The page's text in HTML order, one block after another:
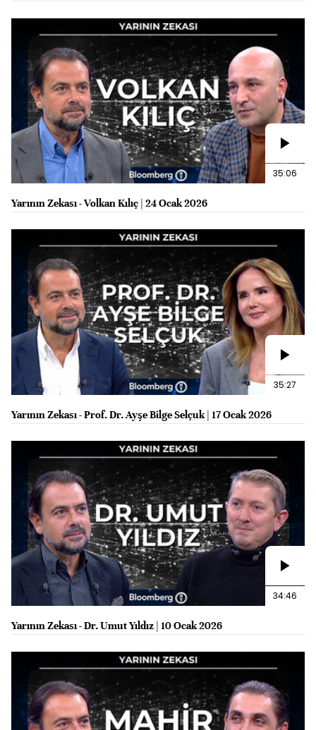
35:06
Yarının Zekası - Volkan Kılıç | 24 Ocak 2026
35:27
Yarının Zekası - Prof. Dr. Ayşe Bilge Selçuk | 17 Ocak 2026
34:46
Yarının Zekası - Dr. Umut Yıldız | 10 Ocak 2026